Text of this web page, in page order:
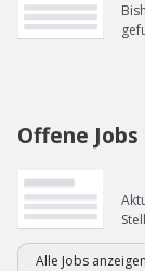
Offene
Alle Jobs anzeigen